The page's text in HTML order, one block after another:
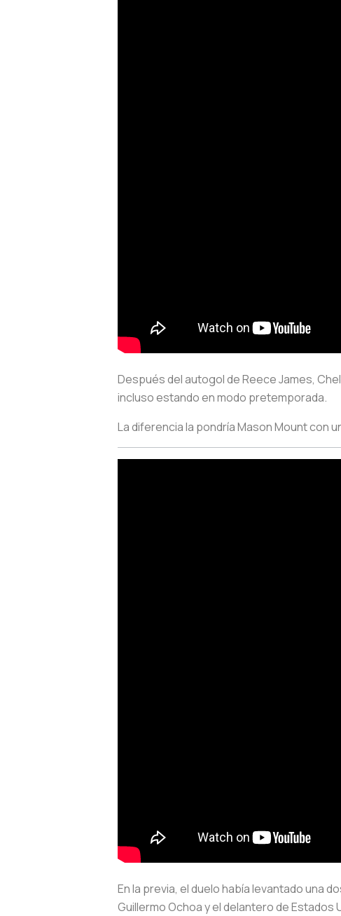
Después del autogol de Reece James,
incluso estando en modo pretemporada.
La diferencia la pondría Mason Mount con
En la previa, el duelo había levantado una
Guillermo Ochoa y el delantero de